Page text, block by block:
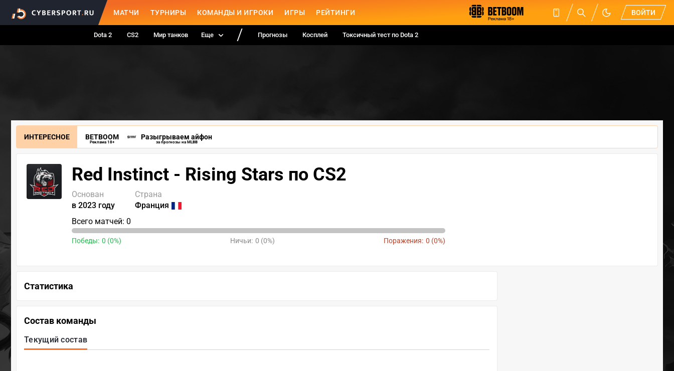
МАТЧИ ТУРНИРЫ КОМАНДЫ И ИГРОКИ ИГРЫ РЕЙТИНГИ ВОЙТИ
Dota 2 CS2 Мир танков Еще Прогнозы Косплей Токсичный тест по Dota 2
ИНТЕРЕСНОЕ BETBOOM
Реклама 18+
Разыгрываем айфон
за прогнозы на MLBB
Red Instinct - Rising Stars по CS2
Основан
в 2023 году
Страна
Франция
Всего матчей: 0
Победы: 0 (0%) Ничьи: 0 (0%) Поражения: 0 (0%)
Статистика
Состав команды
Текущий состав